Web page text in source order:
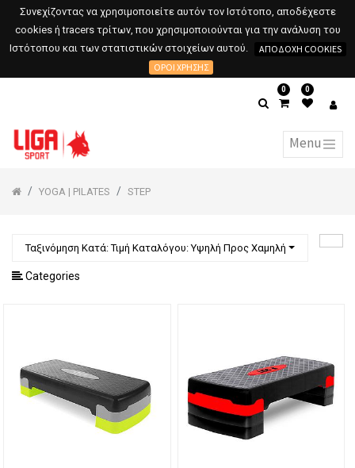
Συνεχίζοντας να χρησιμοποιείτε αυτόν τον Ιστότοπο, αποδέχεστε
cookies ή tracers τρίτων, που χρησιμοποιούνται για την ανάλυση του
Ιστότοπου και των στατιστικών στοιχείων αυτού.
ΑΠΟΔΟΧΉ COOKIES
ΌΡΟΙ ΧΡΉΣΗΣ
0 0
YOGA | PILATES STEP
Ταξινόμηση Κατά: Τιμή Καταλόγου: Υψηλή Προς Χαμηλή
Categories